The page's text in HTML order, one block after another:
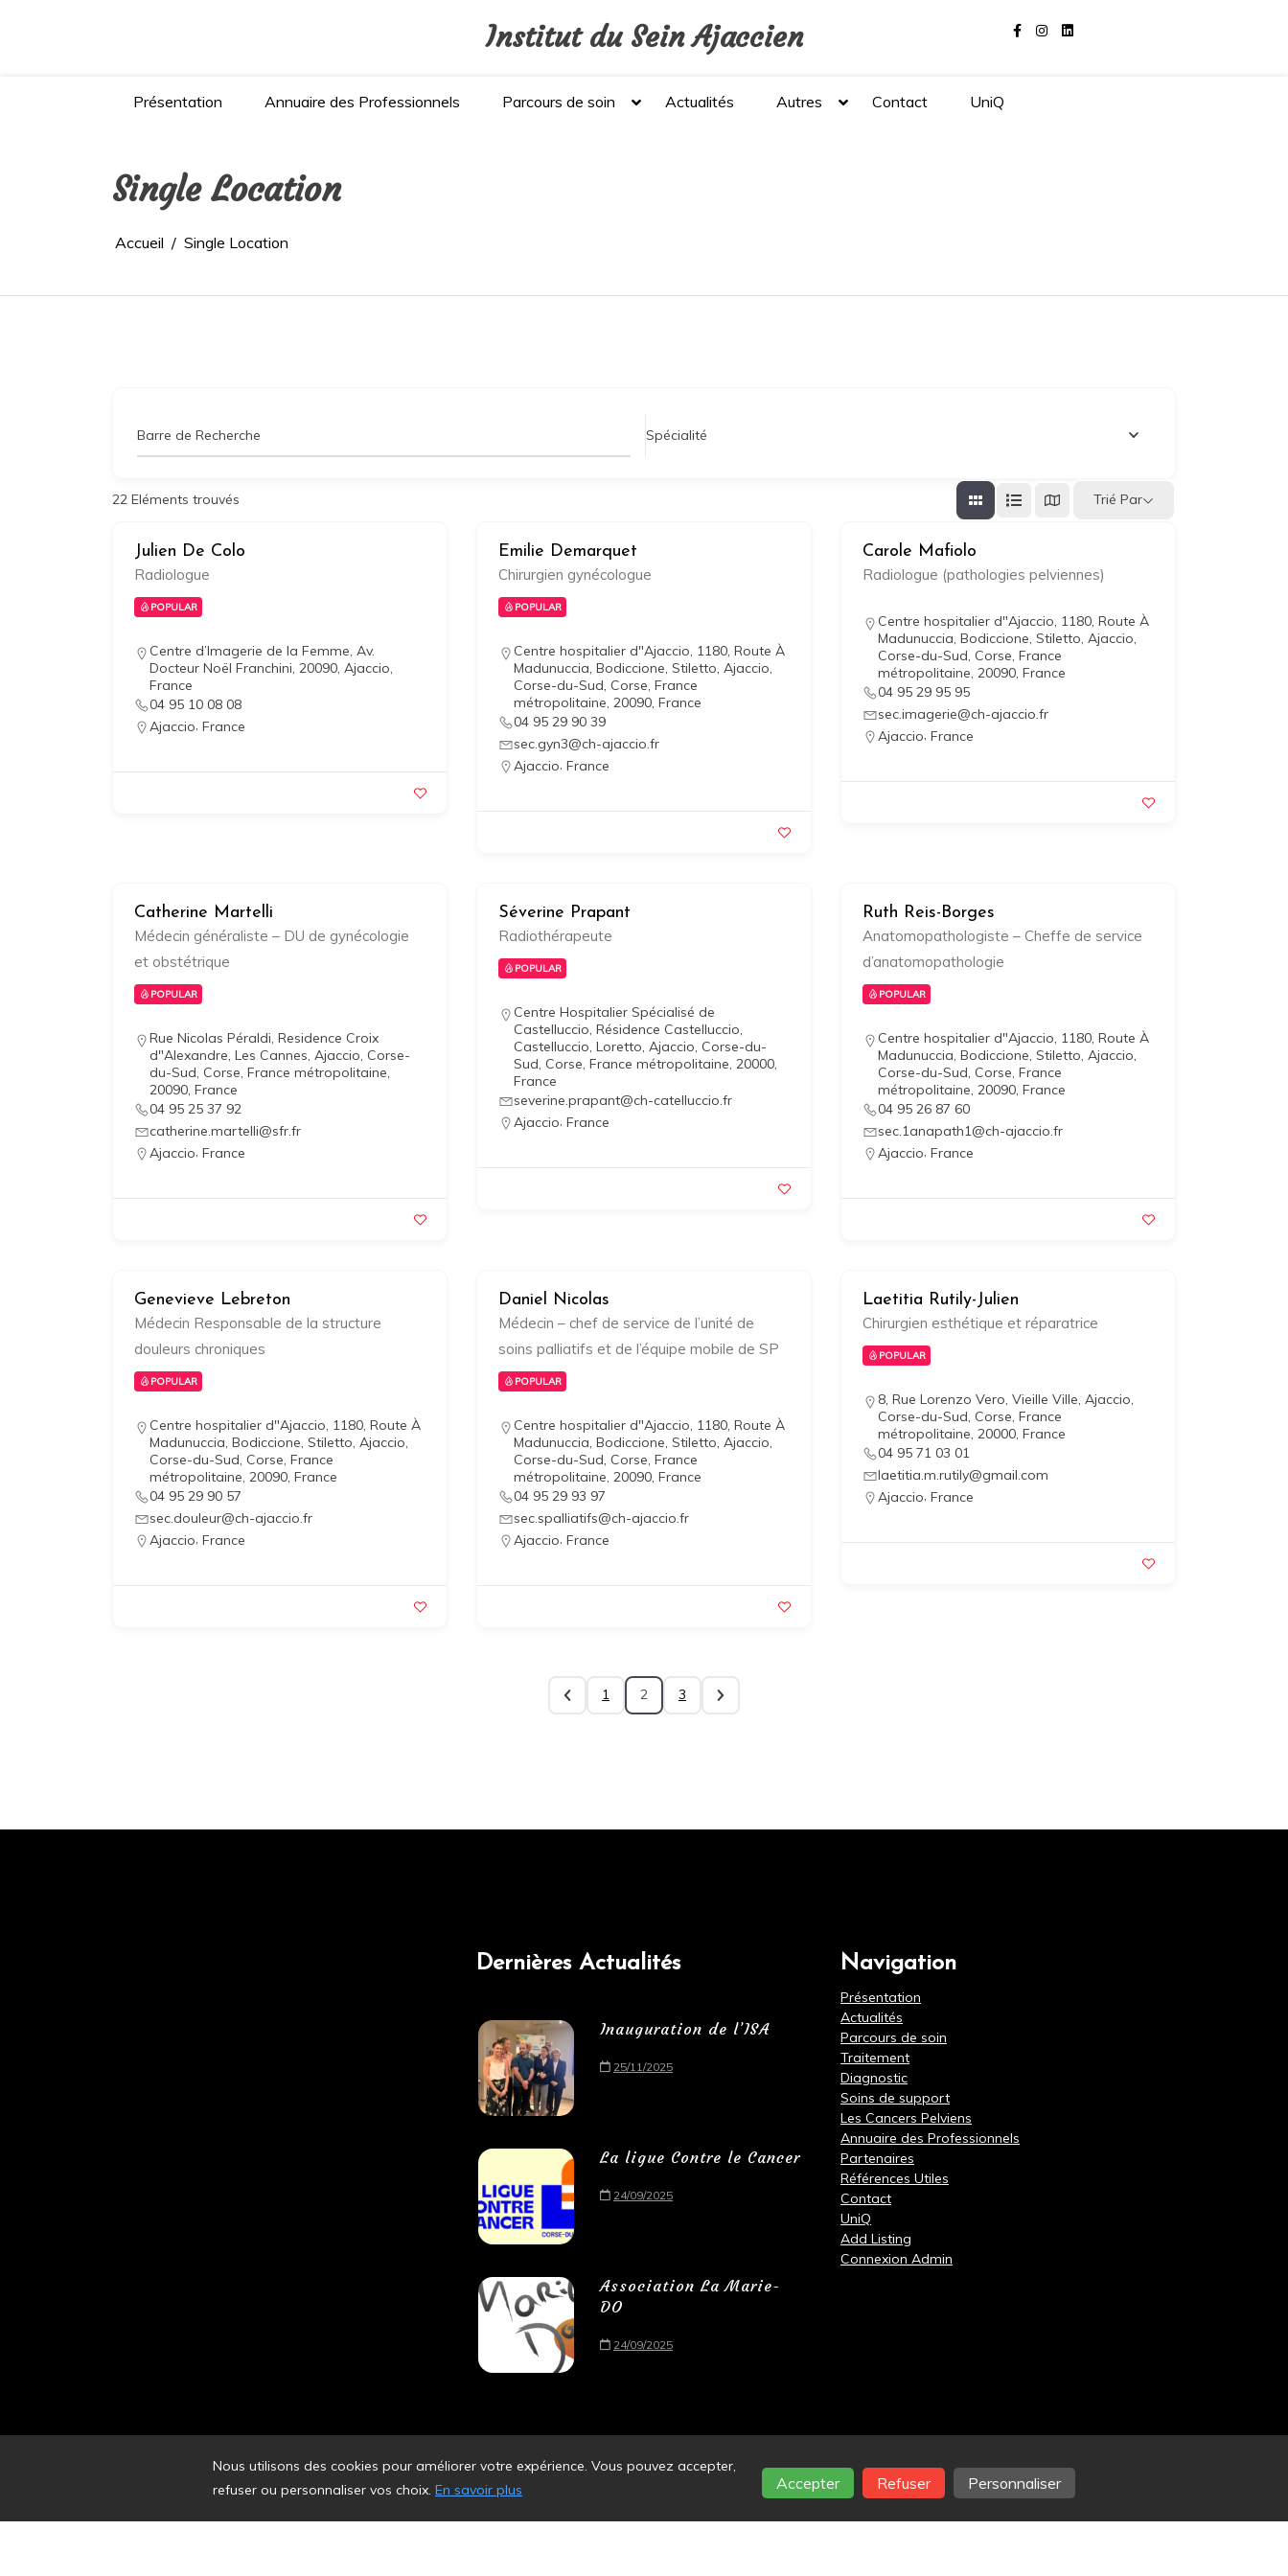
Institut du Sein Ajaccien
Présentation Annuaire des Professionnels Parcours de soin Actualités Autres Contact UniQ
Single Location
Accueil Single Location
Barre de Recherche Spécialité
22 Eléments trouvés Trié Par
Julien De Colo
Radiologue
POPULAR
Centre d’Imagerie de la Femme, Av.
Docteur Noël Franchini, 20090, Ajaccio,
France
04 95 10 08 08
Ajaccio, France
Emilie Demarquet
Chirurgien gynécologue
POPULAR
Centre hospitalier d"Ajaccio, 1180, Route À
Madunuccia, Bodiccione, Stiletto, Ajaccio,
Corse-du-Sud, Corse, France
métropolitaine, 20090, France
04 95 29 90 39
sec.gyn3@ch-ajaccio.fr
Ajaccio, France
Carole Mafiolo
Radiologue (pathologies pelviennes)
Centre hospitalier d"Ajaccio, 1180, Route À
Madunuccia, Bodiccione, Stiletto, Ajaccio,
Corse-du-Sud, Corse, France
métropolitaine, 20090, France
04 95 29 95 95
sec.imagerie@ch-ajaccio.fr
Ajaccio, France
Catherine Martelli
Médecin généraliste – DU de gynécologie
et obstétrique
POPULAR
Rue Nicolas Péraldi, Residence Croix
d"Alexandre, Les Cannes, Ajaccio, Corse-
du-Sud, Corse, France métropolitaine,
20090, France
04 95 25 37 92
catherine.martelli@sfr.fr
Ajaccio, France
Séverine Prapant
Radiothérapeute
POPULAR
Centre Hospitalier Spécialisé de
Castelluccio, Résidence Castelluccio,
Castelluccio, Loretto, Ajaccio, Corse-du-
Sud, Corse, France métropolitaine, 20000,
France
severine.prapant@ch-catelluccio.fr
Ajaccio, France
Ruth Reis-Borges
Anatomopathologiste – Cheffe de service
d’anatomopathologie
POPULAR
Centre hospitalier d"Ajaccio, 1180, Route À
Madunuccia, Bodiccione, Stiletto, Ajaccio,
Corse-du-Sud, Corse, France
métropolitaine, 20090, France
04 95 26 87 60
sec.1anapath1@ch-ajaccio.fr
Ajaccio, France
Genevieve Lebreton
Médecin Responsable de la structure
douleurs chroniques
POPULAR
Centre hospitalier d"Ajaccio, 1180, Route À
Madunuccia, Bodiccione, Stiletto, Ajaccio,
Corse-du-Sud, Corse, France
métropolitaine, 20090, France
04 95 29 90 57
sec.douleur@ch-ajaccio.fr
Ajaccio, France
Daniel Nicolas
Médecin – chef de service de l’unité de
soins palliatifs et de l’équipe mobile de SP
POPULAR
Centre hospitalier d"Ajaccio, 1180, Route À
Madunuccia, Bodiccione, Stiletto, Ajaccio,
Corse-du-Sud, Corse, France
métropolitaine, 20090, France
04 95 29 93 97
sec.spalliatifs@ch-ajaccio.fr
Ajaccio, France
Laetitia Rutily-Julien
Chirurgien esthétique et réparatrice
POPULAR
8, Rue Lorenzo Vero, Vieille Ville, Ajaccio,
Corse-du-Sud, Corse, France
métropolitaine, 20000, France
04 95 71 03 01
laetitia.m.rutily@gmail.com
Ajaccio, France
1 2 3
Dernières Actualités
Inauguration de l’ISA
25/11/2025
La ligue Contre le Cancer
24/09/2025
Association La Marie-
DO
24/09/2025
Navigation
Présentation
Actualités
Parcours de soin
Traitement
Diagnostic
Soins de support
Les Cancers Pelviens
Annuaire des Professionnels
Partenaires
Références Utiles
Contact
UniQ
Add Listing
Connexion Admin
Nous utilisons des cookies pour améliorer votre expérience. Vous pouvez accepter,
refuser ou personnaliser vos choix. En savoir plus Accepter Refuser Personnaliser